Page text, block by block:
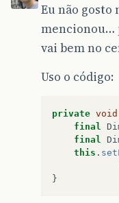
Eu não
mencionou…
vai bem no
Uso o código:
private void
final
final
this .
}